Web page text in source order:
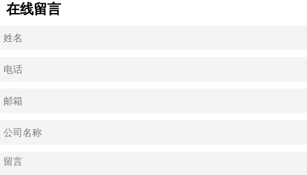
在线留言